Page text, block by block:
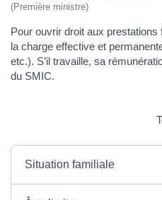
(Première ministre)
Pour ouvrir droit aux
la charge effective et
etc.). S’il travaille, sa
du SMIC.
Situation familiale